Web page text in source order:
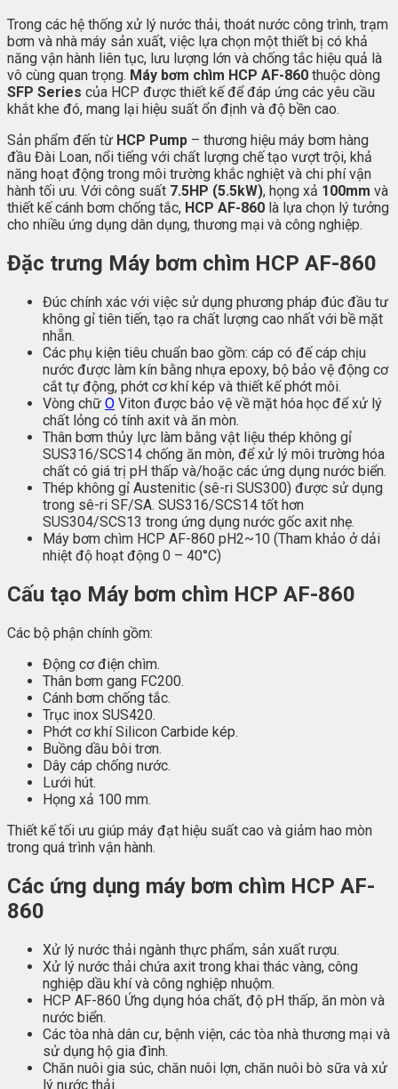
Trong các hệ thống xử lý nước thải, thoát nước công trình, trạm
bơm và nhà máy sản xuất, việc lựa chọn một thiết bị có khả
năng vận hành liên tục, lưu lượng lớn và chống tắc hiệu quả là
vô cùng quan trọng. Máy bơm chìm HCP AF-860 thuộc dòng
SFP Series của HCP được thiết kế để đáp ứng các yêu cầu
khắt khe đó, mang lại hiệu suất ổn định và độ bền cao.
Sản phẩm đến từ HCP Pump – thương hiệu máy bơm hàng
đầu Đài Loan, nổi tiếng với chất lượng chế tạo vượt trội, khả
năng hoạt động trong môi trường khắc nghiệt và chi phí vận
hành tối ưu. Với công suất 7.5HP (5.5kW), họng xả 100mm và
thiết kế cánh bơm chống tắc, HCP AF-860 là lựa chọn lý tưởng
cho nhiều ứng dụng dân dụng, thương mại và công nghiệp.
Đặc trưng Máy bơm chìm HCP AF-860
Đúc chính xác với việc sử dụng phương pháp đúc đầu tư
không gỉ tiên tiến, tạo ra chất lượng cao nhất với bề mặt
nhẵn.
Các phụ kiện tiêu chuẩn bao gồm: cáp có đế cáp chịu
nước được làm kín bằng nhựa epoxy, bộ bảo vệ động cơ
cắt tự động, phớt cơ khí kép và thiết kế phớt môi.
Vòng chữ O Viton được bảo vệ về mặt hóa học để xử lý
chất lỏng có tính axit và ăn mòn.
Thân bơm thủy lực làm bằng vật liệu thép không gỉ
SUS316/SCS14 chống ăn mòn, để xử lý môi trường hóa
chất có giá trị pH thấp và/hoặc các ứng dụng nước biển.
Thép không gỉ Austenitic (sê-ri SUS300) được sử dụng
trong sê-ri SF/SA. SUS316/SCS14 tốt hơn
SUS304/SCS13 trong ứng dụng nước gốc axit nhẹ.
Máy bơm chìm HCP AF-860 pH2~10 (Tham khảo ở dải
nhiệt độ hoạt động 0 – 40°C)
Cấu tạo Máy bơm chìm HCP AF-860
Các bộ phận chính gồm:
Động cơ điện chìm.
Thân bơm gang FC200.
Cánh bơm chống tắc.
Trục inox SUS420.
Phớt cơ khí Silicon Carbide kép.
Buồng dầu bôi trơn.
Dây cáp chống nước.
Lưới hút.
Họng xả 100 mm.
Thiết kế tối ưu giúp máy đạt hiệu suất cao và giảm hao mòn
trong quá trình vận hành.
Các ứng dụng máy bơm chìm HCP AF-
860
Xử lý nước thải ngành thực phẩm, sản xuất rượu.
Xử lý nước thải chứa axit trong khai thác vàng, công
nghiệp dầu khí và công nghiệp nhuộm.
HCP AF-860 Ứng dụng hóa chất, độ pH thấp, ăn mòn và
nước biển.
Các tòa nhà dân cư, bệnh viện, các tòa nhà thương mại và
sử dụng hộ gia đình.
Chăn nuôi gia súc, chăn nuôi lợn, chăn nuôi bò sữa và xử
lý nước thải.